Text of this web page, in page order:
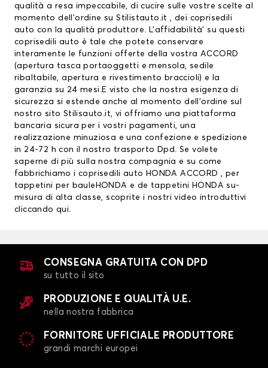
qualità a resa impeccabile, di cucire sulle vostre scelte al
momento dell’ordine su Stilistauto.it , dei coprisedili
auto con la qualità produttore. L’affidabilità’ su questi
coprisedili auto è tale che potete conservare
interamente le funzioni offerte della vostra ACCORD
(apertura tasca portaoggetti e mensola, sedile
ribaltabile, apertura e rivestimento braccioli) e la
garanzia su 24 mesi.E visto che la nostra esigenza di
sicurezza si estende anche al momento dell’ordine sul
nostro sito Stilisauto.it, vi offriamo una piattaforma
bancaria sicura per i vostri pagamenti, una
realizzazione minuziosa e una confezione e spedizione
in 24-72 h con il nostro trasporto Dpd. Se volete
saperne di più sulla nostra compagnia e su come
fabbrichiamo i coprisedili auto HONDA ACCORD , per
tappetini per bauleHONDA e de tappetini HONDA su-
misura di alta classe, scoprite i nostri video introduttivi
cliccando qui.
CONSEGNA GRATUITA CON DPD
su tutto il sito
PRODUZIONE E QUALITÀ U.E.
nella nostra fabbrica
FORNITORE UFFICIALE PRODUTTORE
grandi marchi europei